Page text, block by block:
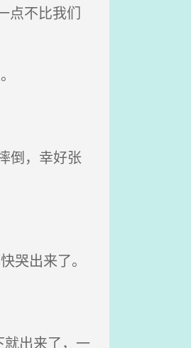
点不比我们
倒，幸好张
哭出来了。
出来了，一